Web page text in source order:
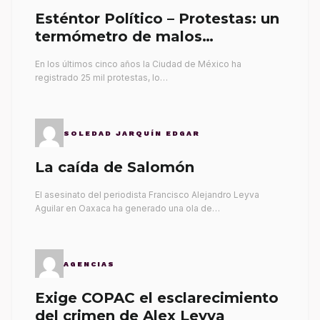
Esténtor Político – Protestas: un
termómetro de malos
En los últimos cinco años la Ciudad de México ha
registrado 25 mil protestas, lo…
SOLEDAD JARQUÍN EDGAR
La caída de Salomón
El asesinato del periodista Francisco Alejandro Leyva
Aguilar en Oaxaca ha generado una ola de…
AGENCIAS
Exige COPAC el esclarecimiento
del crimen de Alex Leyva